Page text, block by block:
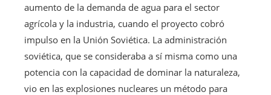
aumento de la demanda de agua para el sector
agrícola y la industria, cuando el proyecto cobró
impulso en la Unión Soviética. La administración
soviética, que se consideraba a sí misma como una
potencia con la capacidad de dominar la naturaleza,
vio en las explosiones nucleares un método para